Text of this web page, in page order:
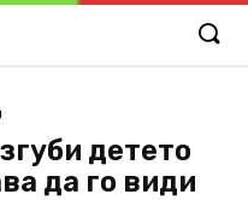
детето
да го види